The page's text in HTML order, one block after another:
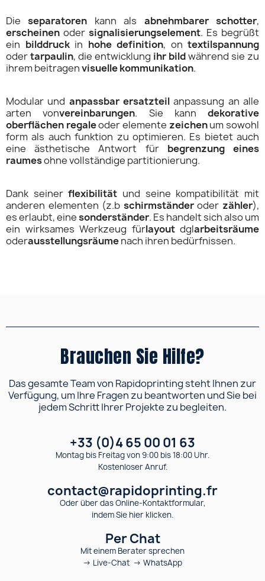
Dieseparatoren kann als abnehmbarer schotter,
erscheinen oder signalisierungselement. Es begrüßt
ein bilddruckin hohe definition, on textilspannung
odertarpaulin, die entwicklung ihr bildwährend sie zu
ihrem beitragenvisuelle kommunikation.
Modular und anpassbar ersatzteil anpassung an alle
arten vonvereinbarungen. Sie kann dekorative
oberflächen regaleoder elemente zeichenum sowohl
form als auch funktion zu optimieren. Es bietet auch
eine ästhetische Antwort für begrenzung eines
raumesohne vollständige partitionierung.
Dank seinerflexibilität und seine kompatibilität mit
anderen elementen (z.b schirmständeroder zähler),
es erlaubt, einesonderständer. Es handelt sich also um
ein wirksames Werkzeug fürlayoutdglarbeitsräume
oderausstellungsräumenach ihren bedürfnissen.
Brauchen Sie Hilfe?
Das gesamte Team von Rapidoprinting steht Ihnen zur
Verfügung, um Ihre Fragen zu beantworten und Sie bei
jedem Schritt Ihrer Projekte zu begleiten.
+33 (0)4 65 00 01 63
Montag bis Freitag von 9:00 bis 18:00 Uhr.
Kostenloser Anruf.
contact@rapidoprinting.fr
Oder über das Online-Kontaktformular,
indem Sie hier klicken.
Per Chat
Mit einem Berater sprechen
→ Live-Chat → WhatsApp